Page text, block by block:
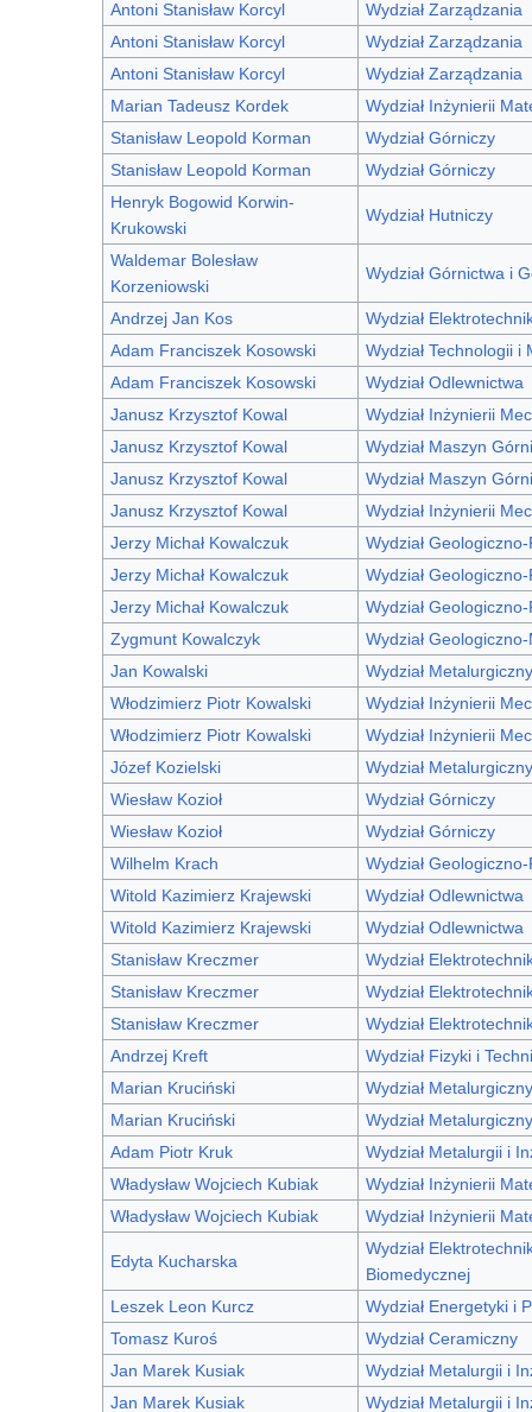
Antoni Stanisław Korcyl
Wydział Zarządzania
Antoni Stanisław Korcyl
Wydział Zarządzania
Antoni Stanisław Korcyl
Wydział Zarządzania
Marian Tadeusz Kordek
Wydział Inżynierii
Stanisław Leopold Korman
Wydział Górniczy
Stanisław Leopold Korman
Wydział Górniczy
Henryk Bogowid Korwin-
Krukowski
Wydział Hutniczy
Waldemar Bolesław
Korzeniowski
Wydział Górnictwa i
Andrzej Jan Kos
Wydział
Adam Franciszek Kosowski
Wydział Technologii
Adam Franciszek Kosowski
Wydział Odlewnictwa
Janusz Krzysztof Kowal
Wydział Inżynierii
Janusz Krzysztof Kowal
Wydział Maszyn
Janusz Krzysztof Kowal
Wydział Maszyn
Janusz Krzysztof Kowal
Wydział Inżynierii
Jerzy Michał Kowalczuk
Wydział
Jerzy Michał Kowalczuk
Wydział
Jerzy Michał Kowalczuk
Wydział
Zygmunt Kowalczyk
Wydział
Jan Kowalski
Wydział Metalurgiczny
Włodzimierz Piotr Kowalski
Wydział Inżynierii
Włodzimierz Piotr Kowalski
Wydział Inżynierii
Józef Kozielski
Wydział Metalurgiczny
Wiesław Kozioł
Wydział Górniczy
Wiesław Kozioł
Wydział Górniczy
Wilhelm Krach
Wydział
Witold Kazimierz Krajewski
Wydział Odlewnictwa
Witold Kazimierz Krajewski
Wydział Odlewnictwa
Stanisław Kreczmer
Wydział
Stanisław Kreczmer
Wydział
Stanisław Kreczmer
Wydział
Andrzej Kreft
Wydział Fizyki i
Marian Kruciński
Wydział Metalurgiczny
Marian Kruciński
Wydział Metalurgiczny
Adam Piotr Kruk
Wydział Metalurgii i
Władysław Wojciech Kubiak
Wydział Inżynierii
Władysław Wojciech Kubiak
Wydział Inżynierii
Edyta Kucharska
Wydział
Biomedycznej
Leszek Leon Kurcz
Wydział Energetyki i
Tomasz Kuroś
Wydział Ceramiczny
Jan Marek Kusiak
Wydział Metalurgii i
Jan Marek Kusiak
Wydział Metalurgii i